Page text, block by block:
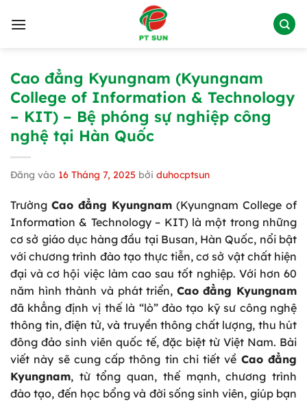
qua
Cao đẳng Kyungnam (Kyungnam
College of Information & Technology
– KIT) – Bệ phóng sự nghiệp công
nghệ tại Hàn Quốc
Đăng vào 16 Tháng 7, 2025 bởi duhocptsun
Trường Cao đẳng Kyungnam (Kyungnam College of
Information & Technology – KIT) là một trong những
cơ sở giáo dục hàng đầu tại Busan, Hàn Quốc, nổi bật
với chương trình đào tạo thực tiễn, cơ sở vật chất hiện
đại và cơ hội việc làm cao sau tốt nghiệp. Với hơn 60
năm hình thành và phát triển, Cao đẳng Kyungnam
đã khẳng định vị thế là “lò” đào tạo kỹ sư công nghệ
thông tin, điện tử, và truyền thông chất lượng, thu hút
đông đảo sinh viên quốc tế, đặc biệt từ Việt Nam. Bài
viết này sẽ cung cấp thông tin chi tiết về Cao đẳng
Kyungnam, từ tổng quan, thế mạnh, chương trình
đào tạo, đến học bổng và đời sống sinh viên, giúp bạn